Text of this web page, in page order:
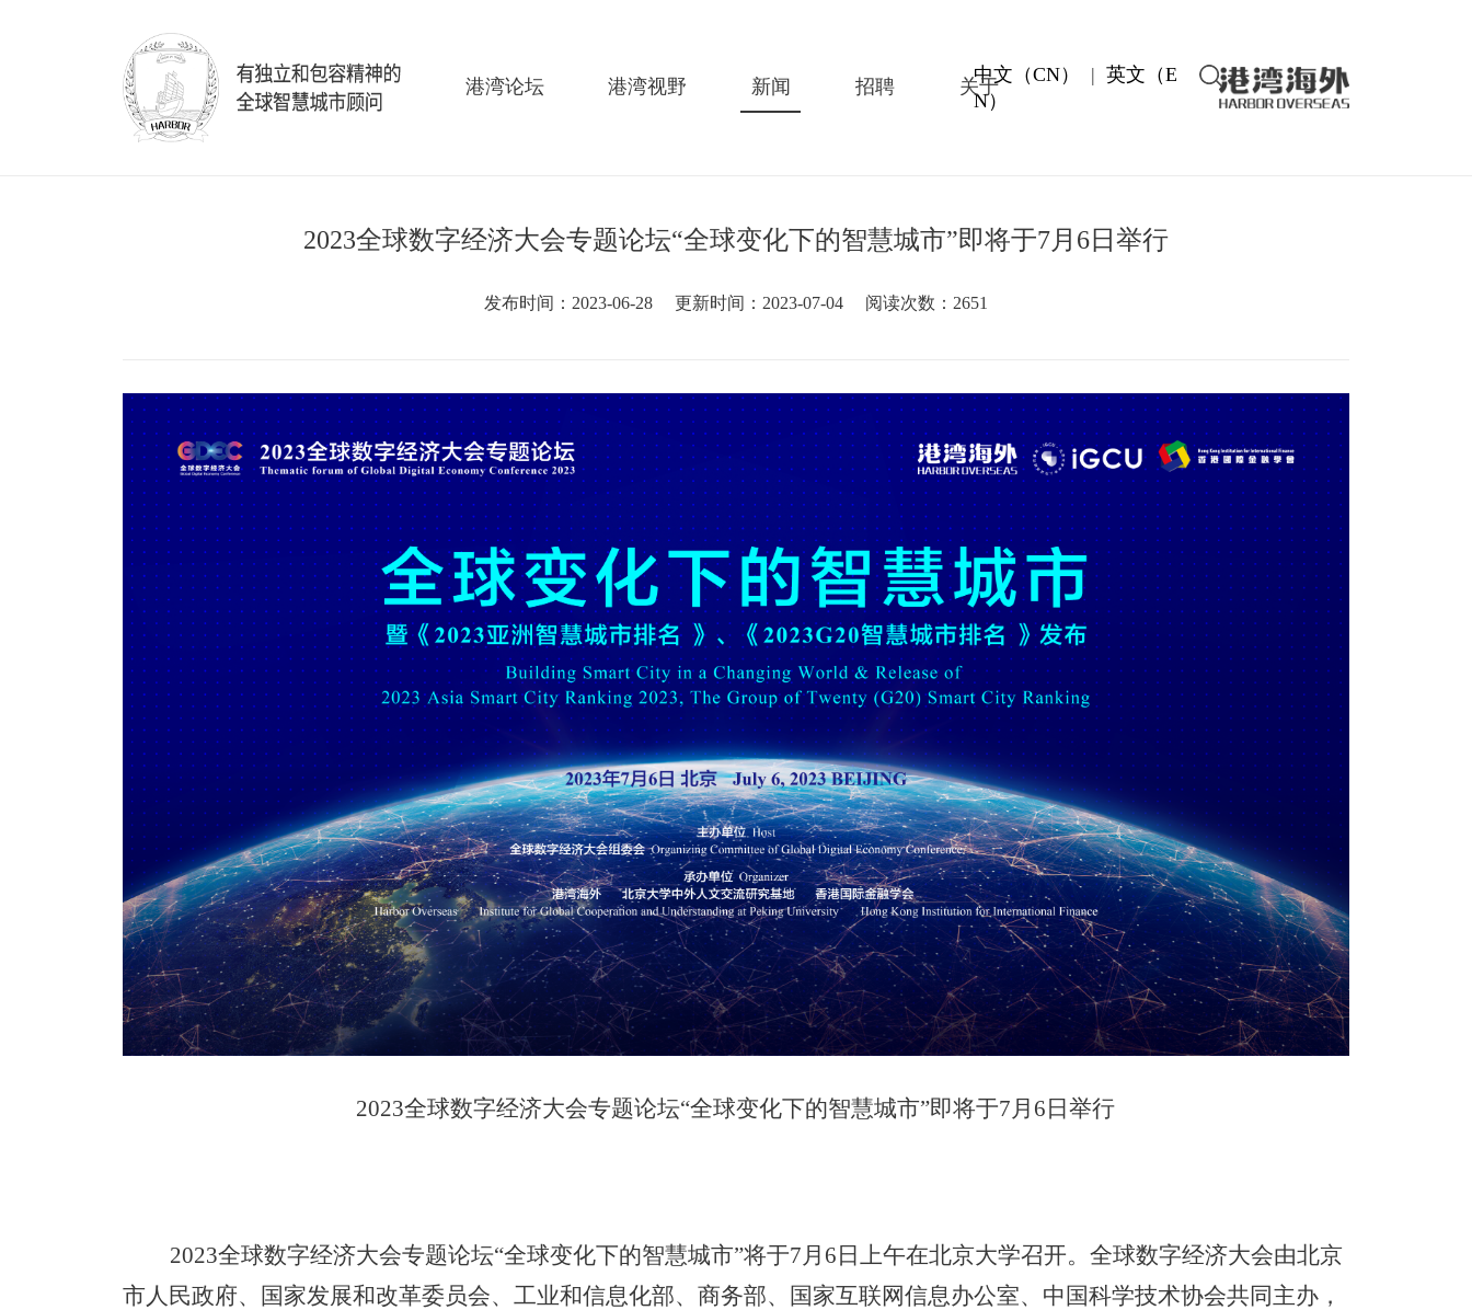
港湾论坛 港湾视野 新闻 招聘 关于
中文（CN） | 英文（E
N）
2023全球数字经济大会专题论坛“全球变化下的智慧城市”即将于7月6日举行
发布时间：2023-06-28 更新时间：2023-07-04 阅读次数：2651
2023全球数字经济大会专题论坛“全球变化下的智慧城市”即将于7 月 6 日举行
2023全球数字经济大会专题论坛“全球变化下的智慧城市”将于7 月 6 日上午在北京大学召开。全球数字经济大会由北京
市人民政府、国家发展和改革委员会、工业和信息化部、商务部、国家互联网信息办公室、中国科学技术协会共同主办，